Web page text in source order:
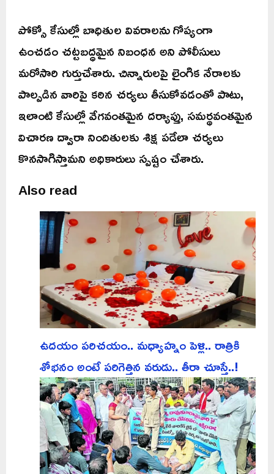
పోక్సో కేసుల్లో బాధితుల వివరాలను గోప్యంగా
ఉంచడం చట్టబద్ధమైన నిబంధన అని పోలీసులు
మరోసారి గుర్తుచేశారు. చిన్నారులపై లైంగిక నేరాలకు
పాల్పడిన వారిపై కఠిన చర్యలు తీసుకోవడంతో పాటు,
ఇలాంటి కేసుల్లో వేగవంతమైన దర్యాప్తు, సమర్థవంతమైన
విచారణ ద్వారా నిందితులకు శిక్ష పడేలా చర్యలు
కొనసాగిస్తామని అధికారులు స్పష్టం చేశారు.
Also read
ఉదయం పరిచయం.. మధ్యాహ్నం పెళ్లి.. రాత్రికి
శోభనం అంటే పరిగెత్తిన వరుడు.. తీరా చూస్తే..!